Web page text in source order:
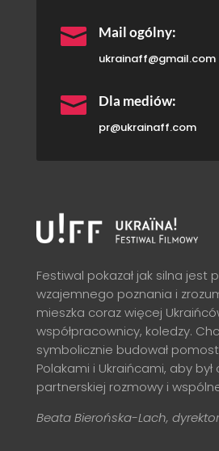
 Mail ogólny:
ukrainaff@gmail.com
 Dla mediów:
pr@ukrainaff.com
Festiwal pokazał jak silna jest
wzajemnego poznania i
mieszka coraz więcej
współpracownicy, koledzy.
symbolicznie budował
Polakami i Ukraińcami, aby był
partnerskiej rozmowy i
Beata Bierońska-Lach,